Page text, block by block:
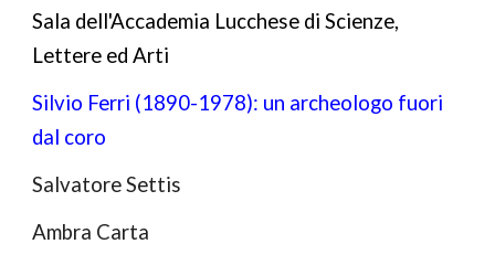
Sala dell'Accademia Lucchese di Scienze,
Lettere ed Arti
Silvio Ferri (1890-1978): un archeologo fuori
dal coro
Salvatore Settis
Ambra Carta